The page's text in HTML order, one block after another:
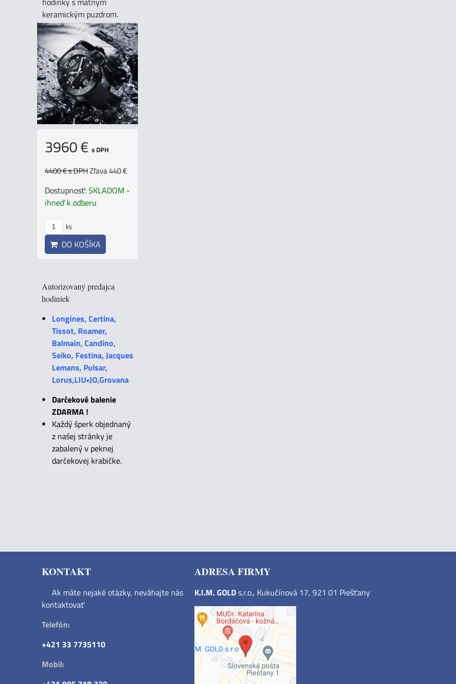
keramickým puzdrom.
3960 € s DPH
4400 €s DPHZľava 440 €
Dostupnosť:SKLADOM -
ihneď k odberu
ks
DO KOŠÍKA
Autorizovaný predajca
hodiniek
Longines, Certina,
Tissot, Roamer,
Balmain, Candino,
Seiko, Festina, Jacques
Lemans, Pulsar,
Lorus,LIU•JO,Grovana
Darčekové balenie
ZDARMA !
Každý šperk objednaný
z našej stránky je
zabalený v peknej
darčekovej krabičke.
KONTAKT
Ak máte nejaké otázky, neváhajte nás
kontaktovať
Telefón:
+421 33 7735110
Mobil:
ADRESA FIRMY
K.I.M. GOLDs.r.o., Kukučínová 17, 921 01 Piešťany